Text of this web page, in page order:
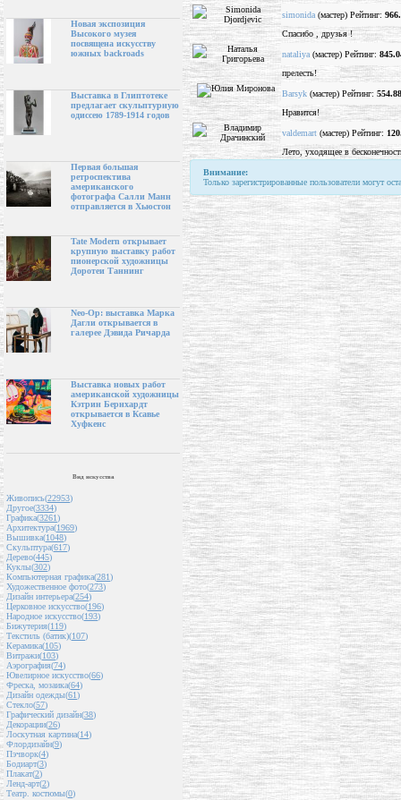
Новая экспозиция
Высокого музея
посвящена искусству
южных backroads
Выставка в Глиптотеке
предлагает скульптурную
одиссею 1789-1914 годов
Первая большая
ретроспектива
американского
фотографа Салли Манн
отправляется в Хьюстон
Tate Modern открывает
крупную выставку работ
пионерской художницы
Доротеи Таннинг
Neo-Op: выставка Марка
Дагли открывается в
галерее Дэвида Ричарда
Выставка новых работ
американской художницы
Кэтрин Бернхардт
открывается в Ксавье
Хуфкенс
Вид искусства
Живопись(22953)
Другое(3334)
Графика(3261)
Архитектура(1969)
Вышивка(1048)
Скульптура(617)
Дерево(445)
Куклы(302)
Компьютерная графика(281)
Художественное фото(273)
Дизайн интерьера(254)
Церковное искусство(196)
Народное искусство(193)
Бижутерия(119)
Текстиль (батик)(107)
Керамика(105)
Витражи(103)
Аэрография(74)
Ювелирное искусство(66)
Фреска, мозаика(64)
Дизайн одежды(61)
Стекло(57)
Графический дизайн(38)
Декорации(26)
Лоскутная картина(14)
Флордизайн(9)
Пэчворк(4)
Бодиарт(3)
Плакат(2)
Ленд-арт(2)
Театр. костюмы(0)
simonida (мастер) Рейтинг:
Спасибо , друзья !
nataliya (мастер) Рейтинг:
прелесть!
Barsyk (мастер) Рейтинг: 554.88
Нравится!
valdemart (мастер) Рейтинг:
Лето, уходящее в
Внимание:
Только зарегистрированные пользователи могут